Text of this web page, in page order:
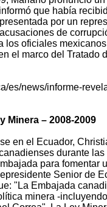
que había
por un
de
los oficiales
el marco del Tratado
es/news/informe-
Minera – 2008-2009
en el Ecuador,
durante
para
Senior de
"La Embajada
minera -